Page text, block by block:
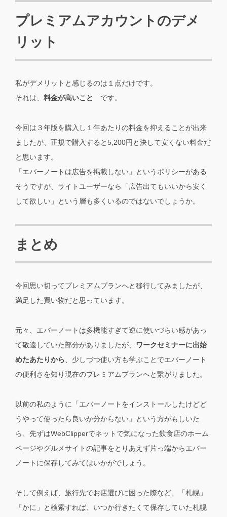
プレミアムアカウントのデメ
リット
私がデメリットと感じるのは１点だけです。
それは、 料金が高いこと です。
今回は３年版を購入し１年あたりの料金を抑えることが出来
ましたが、正規で購入すると5,200円と決して安くない料金だ
と思います。
「エバーノートは広告を掲載しない」というポリシーがある
そうですが、ライトユーザーなら「広告出てもいいから安く
して欲しい」という層も多くいるのではないでしょうか。
まとめ
今回思い切ってプレミアムプランへと移行してみましたが、
満足した買い物だと思っています。
元々、エバーノートは多機能すぎて逆に使いづらい感があっ
て敬遠していた部分がありましたが、
ワークセミナーに出始
めたあたりから 、少しづつ使い方も学ぶことでエバーノート
の便利さを知り現在のプレミアムプランへと繋がりました。
以前の私のように「エバーノートをインストールしたけどど
うやって使ったら良いか分からない」という方がもしいた
ら、先ずはWebClipperでネットで気になった飲食店のホーム
ページやグルメサイトの記事をとりあえず片っ端からエバー
ノートに保存してみてはいかがでしょう。
そして例えば、旅行先でお店選びに困った際など、「札幌」
「かに」と検索すれば、いつか行きたくて保存していた札幌